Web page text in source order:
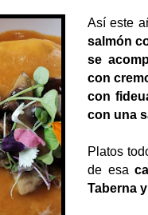
Así este
salmón
se
con
con
con una
Platos
de esa
Taberna